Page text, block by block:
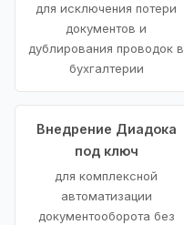
для исключения потери
документов и
дублирования проводок в
бухгалтерии
Внедрение Диадока
под ключ
для комплексной
автоматизации
документооборота без